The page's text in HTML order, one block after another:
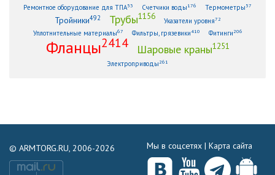
Ремонтное оборудование для ТПА53 Счетчики воды176 Термометры 57
Тройники492 Трубы1156 Указатели уровня72
Уплотнительные материалы67 Фильтры, грязевики410 Фитинги 206
Фланцы2414 Шаровые краны1251
Электроприводы 261
© ARMTORG.RU, 2006-2026 Мы в соцсетях | Карта сайта